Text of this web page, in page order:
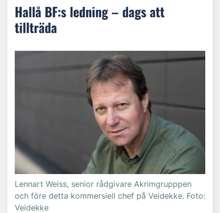
Hallå BF:s ledning – dags att
tillträda
Lennart Weiss, senior rådgivare Akrimgrupppen
och före detta kommersiell chef på Veidekke. Foto:
Veidekke